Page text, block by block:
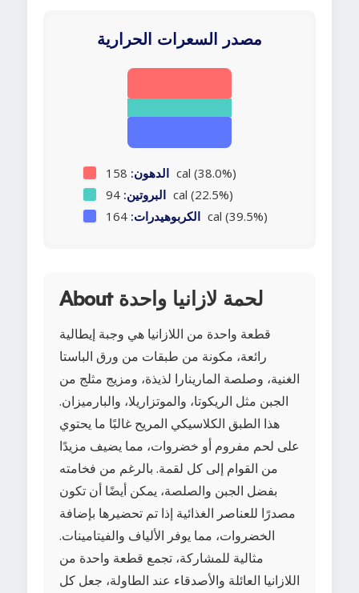
مصدر السعرات الحرارية
الدهون: 158 cal (38.0%)
البروتين: 94 cal (22.5%)
الكربوهيدرات: 164 cal (39.5%)
About لحمة لازانيا واحدة
قطعة واحدة من اللازانيا هي وجبة إيطالية
رائعة، مكونة من طبقات من ورق الباستا
الغنية، وصلصة المارينارا لذيذة، ومزيج مثلج من
الجبن مثل الريكوتا، والموتزاريلا، والبارميزان.
هذا الطبق الكلاسيكي المريح غالبًا ما يحتوي
على لحم مفروم أو خضروات، مما يضيف مزيدًا
من القوام إلى كل لقمة. بالرغم من فخامته
بفضل الجبن والصلصة، يمكن أيضًا أن تكون
مصدرًا للعناصر الغذائية إذا تم تحضيرها بإضافة
الخضروات، مما يوفر الألياف والفيتامينات.
مثالية للمشاركة، تجمع قطعة واحدة من
اللازانيا العائلة والأصدقاء عند الطاولة، جعل كل